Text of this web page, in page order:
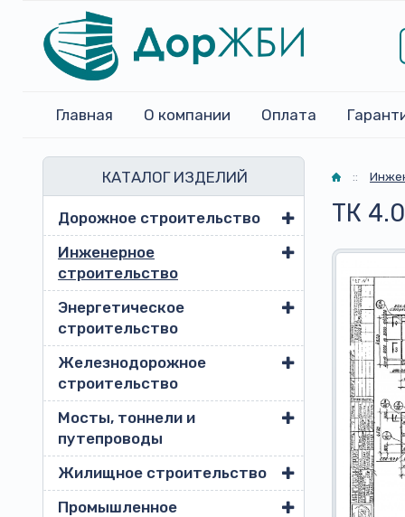
Главная О компании Оплата
КАТАЛОГ ИЗДЕЛИЙ
Дорожное строительство
Инженерное
строительство
Энергетическое
строительство
Железнодорожное
строительство
Мосты, тоннели и
путепроводы
Жилищное строительство
Промышленное
Главная
::
ТК